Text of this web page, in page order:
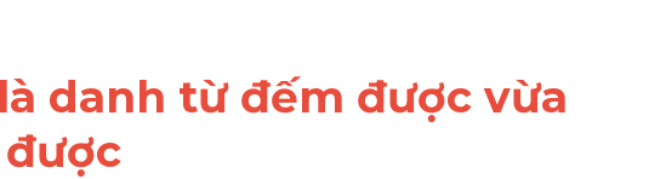
danh từ đếm được vừa